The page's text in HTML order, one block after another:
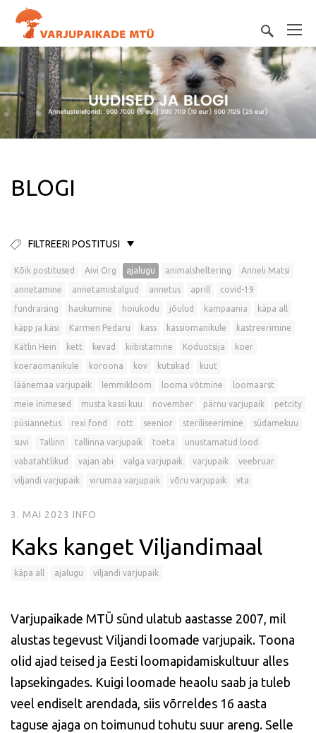
BLOGI
FILTREERI POSTITUSI
Kõik postitused Aivi Org ajalugu animalsheltering Anneli Matsi
annetamine annetamistalgud annetus aprill covid-19
fundraising haukumine hoiukodu jõulud kampaania käpa all
käpp ja käsi Karmen Pedaru kass kassiomanikule kastreerimine
Kätlin Hein kett kevad kiibistamine Koduotsija koer
koeraomanikule koroona kov kutsikad kuut
läänemaa varjupaik lemmikloom looma võtmine loomaarst
meie inimesed musta kassi kuu november pärnu varjupaik petcity
püsiannetus rexi fond rott seenior steriliseerimine südamekuu
suvi Tallinn tallinna varjupaik toeta unustamatud lood
vabatahtlikud vajan abi valga varjupaik varjupaik veebruar
viljandi varjupaik virumaa varjupaik võru varjupaik vta
3. MAI 2023 INFO
Kaks kanget Viljandimaal
käpa all ajalugu viljandi varjupaik
Varjupaikade MTÜ sünd ulatub aastasse 2007, mil
alustas tegevust Viljandi loomade varjupaik. Toona
olid ajad teised ja Eesti loomapidamiskultuur alles
lapsekingades. Kuigi loomade heaolu saab ja tuleb
veel endiselt arendada, siis võrreldes 16 aasta
taguse ajaga on toimunud tohutu suur areng. Selle